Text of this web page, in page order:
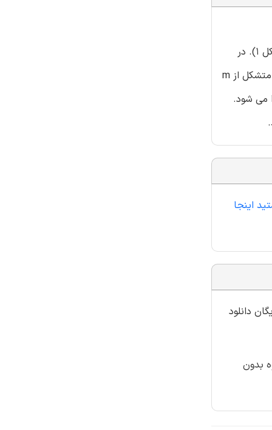
الگوریتم ممتیک موازی (PMA) از دو مرحله تشکیل می شود که تعداد مسیرها و فاصله کل سفر مستقلاً به حداقل رسانده می شوند(شکل 1). در
مرحله اول ( خطوط 5-1)، حداقل تعداد m مسیر در راه حل های VRPTW مشخص می گردد. به علاوه، یک جمعیت اولیه از راه حل ها متشکل از m
پیدا می شود.
اینجا
دانلود
بدون